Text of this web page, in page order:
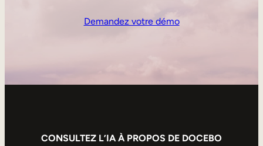
Demandez votre démo
CONSULTEZ L’IA À PROPOS DE DOCEBO